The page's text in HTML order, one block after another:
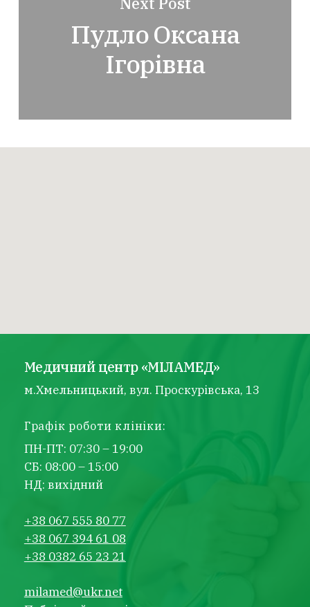
Пудло Оксана
Ігорівна
Медичний центр «МІЛАМЕД»
м.Хмельницький, вул. Проскурівська, 13
Графік роботи клініки:
ПН-ПТ: 07:30 – 19:00
СБ: 08:00 – 15:00
НД: вихідний
+38 067 555 80 77
+38 067 394 61 08
+38 0382 65 23 21
milamed@ukr.net